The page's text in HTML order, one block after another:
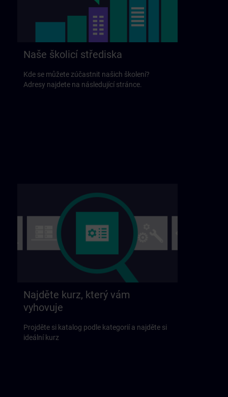
Naše školicí střediska
Kde se můžete zúčastnit našich školení?
Adresy najdete na následující stránce.
Najděte kurz, který vám
vyhovuje
Projděte si katalog podle kategorií a najděte si
ideální kurz